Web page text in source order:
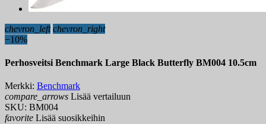
chevron_left chevron_right
−10%
Perhosveitsi Benchmark Large Black Butterfly BM004 10.5cm
Merkki: Benchmark
compare_arrows Lisää vertailuun
SKU: BM004
favorite Lisää suosikkeihin